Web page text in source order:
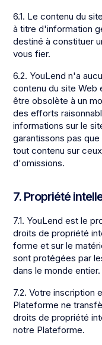
6.1. Le contenu du
à titre d'information
destiné à constituer
vous fier.
6.2. YouLend n'a
contenu du site Web
être obsolète à un
des efforts
informations sur le
garantissons pas
tout contenu sur
d'omissions.
7. Propriété
7.1. YouLend est le
droits de propriété
forme et sur le
sont protégées par
dans le monde
7.2. Votre inscription
Plateforme ne
droits de propriété
notre Plateforme.